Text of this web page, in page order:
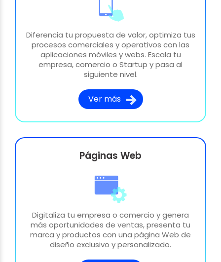
Diferencia tu propuesta de valor, optimiza tus
procesos comerciales y operativos con las
aplicaciones móviles y webs. Escala tu
empresa, comercio o Startup y pasa al
siguiente nivel.
Ver más
Páginas Web
Digitaliza tu empresa o comercio y genera
más oportunidades de ventas, presenta tu
marca y productos con una página Web de
diseño exclusivo y personalizado.